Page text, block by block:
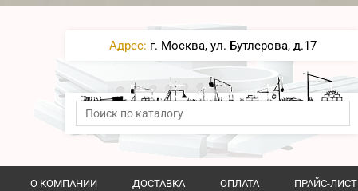
Адрес: г. Москва, ул. Бутлерова, д.17
О КОМПАНИИ ДОСТАВКА ОПЛАТА ПРАЙС-ЛИСТ